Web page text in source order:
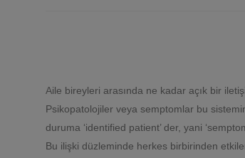
Aile bireyleri arasında ne kadar açık bir
Psikopatolojiler veya semptomlar bu
duruma ‘identified patient’ der, yani
Bu ilişki düzleminde herkes birbirinden